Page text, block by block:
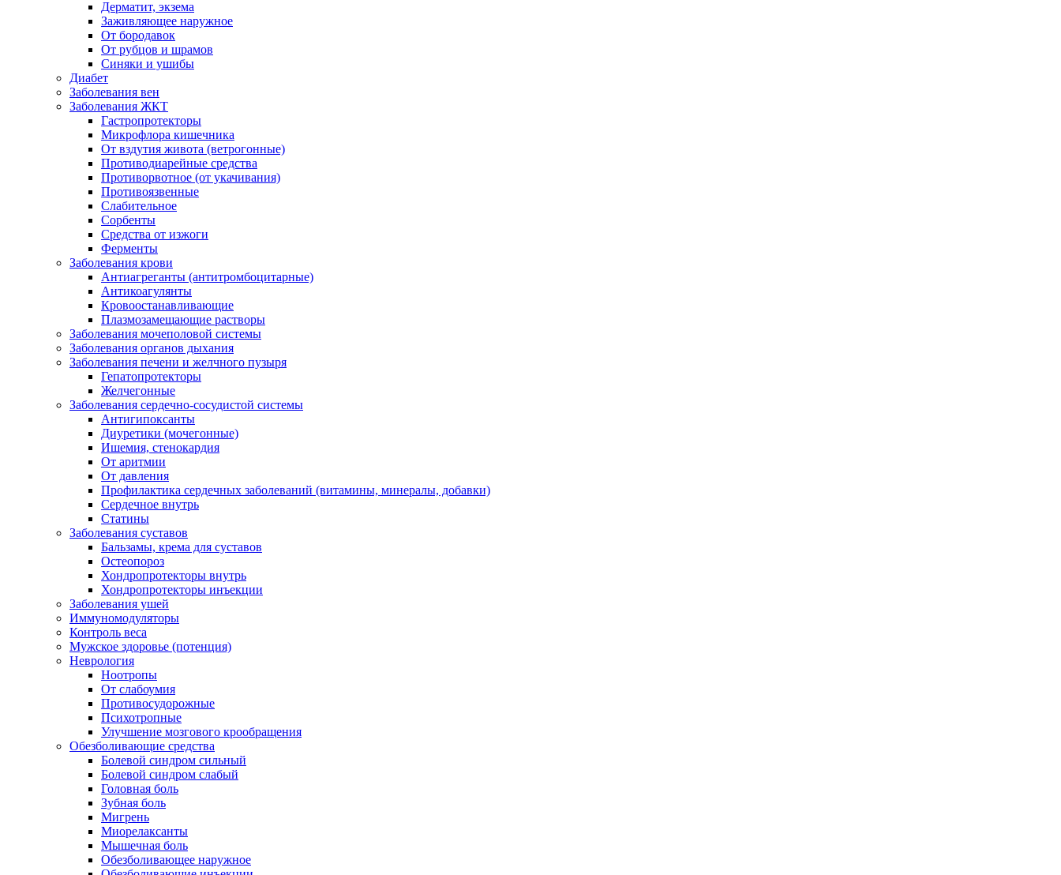
Дерматит, экзема
Заживляющее наружное
От бородавок
От рубцов и шрамов
Синяки и ушибы
Диабет
Заболевания вен
Заболевания ЖКТ
Гастропротекторы
Микрофлора кишечника
От вздутия живота (ветрогонные)
Противодиарейные средства
Противорвотное (от укачивания)
Противоязвенные
Слабительное
Сорбенты
Средства от изжоги
Ферменты
Заболевания крови
Антиагреганты (антитромбоцитарные)
Антикоагулянты
Кровоостанавливающие
Плазмозамещающие растворы
Заболевания мочеполовой системы
Заболевания органов дыхания
Заболевания печени и желчного пузыря
Гепатопротекторы
Желчегонные
Заболевания сердечно-сосудистой системы
Антигипоксанты
Диуретики (мочегонные)
Ишемия, стенокардия
От аритмии
От давления
Профилактика сердечных заболеваний (витамины, минералы, добавки)
Сердечное внутрь
Статины
Заболевания суставов
Бальзамы, крема для суставов
Остеопороз
Хондропротекторы внутрь
Хондропротекторы инъекции
Заболевания ушей
Иммуномодуляторы
Контроль веса
Мужское здоровье (потенция)
Неврология
Ноотропы
От слабоумия
Противосудорожные
Психотропные
Улучшение мозгового крообращения
Обезболивающие средства
Болевой синдром сильный
Болевой синдром слабый
Головная боль
Зубная боль
Мигрень
Миорелаксанты
Мышечная боль
Обезболивающее наружное